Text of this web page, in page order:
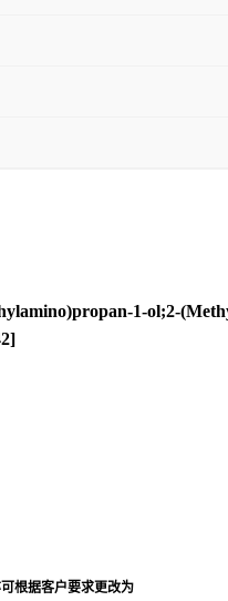
1-ol;2-
根据客户要求更改为